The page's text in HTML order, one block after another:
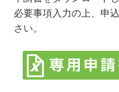
必要事項入力の上、申
さい。